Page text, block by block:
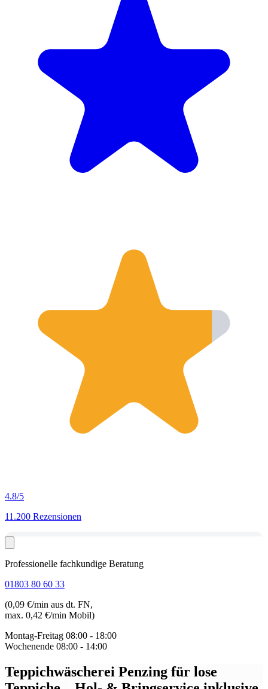
4.8/5
11.200 Rezensionen
Professionelle fachkundige Beratung
01803 80 60 33
(0,09 €/min aus dt. FN,
max. 0,42 €/min Mobil)
Montag-Freitag 08:00 - 18:00
Wochenende 08:00 - 14:00
Teppichwäscherei Penzing für lose